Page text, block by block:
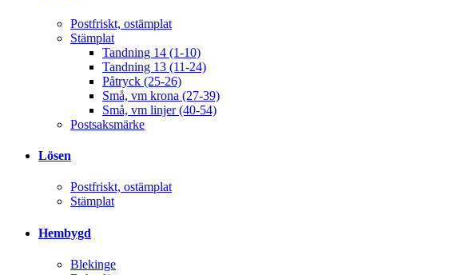
Postfriskt, ostämplat
Stämplat
Tandning 14 (1-10)
Tandning 13 (11-24)
Påtryck (25-26)
Små, vm krona (27-39)
Små, vm linjer (40-54)
Postsaksmärke
Lösen
Postfriskt, ostämplat
Stämplat
Hembygd
Blekinge